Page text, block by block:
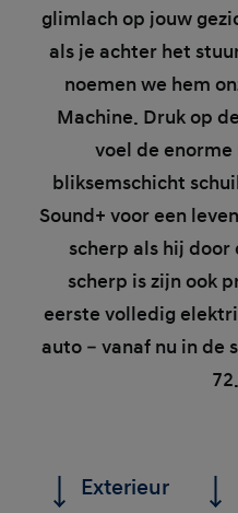
glimlach op jouw
als je achter het
noemen we hem
Machine. Druk op
voel de
bliksemschicht
Sound+ voor een
scherp als hij
scherp is zijn ook
eerste volledig
auto – vanaf nu in de
Exterieur